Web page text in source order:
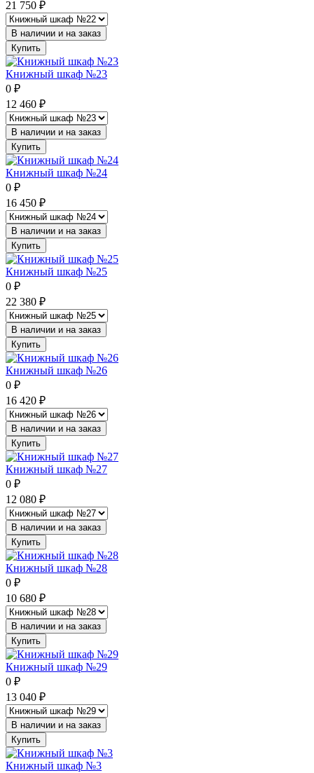
21 750 ₽
В наличии и на заказ
Купить
Книжный шкаф №23
0 ₽
12 460 ₽
В наличии и на заказ
Купить
Книжный шкаф №24
0 ₽
16 450 ₽
В наличии и на заказ
Купить
Книжный шкаф №25
0 ₽
22 380 ₽
В наличии и на заказ
Купить
Книжный шкаф №26
0 ₽
16 420 ₽
В наличии и на заказ
Купить
Книжный шкаф №27
0 ₽
12 080 ₽
В наличии и на заказ
Купить
Книжный шкаф №28
0 ₽
10 680 ₽
В наличии и на заказ
Купить
Книжный шкаф №29
0 ₽
13 040 ₽
В наличии и на заказ
Купить
Книжный шкаф №3